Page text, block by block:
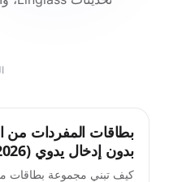
بطاقات المفردات من
بدون إدخال يدوي (2026)
كيف تبني مجموعة بطاقات